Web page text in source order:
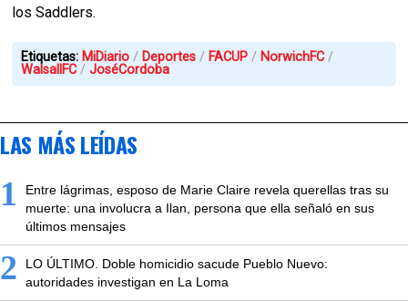
los Saddlers.
Etiquetas: MiDiario Deportes FACUP
NorwichFC
WalsallFC
JoséCordoba
LAS MÁS LEÍDAS
1
Entre lágrimas, esposo de Marie Claire revela querellas tras su
muerte: una involucra a Ilan, persona que ella señaló en sus
últimos mensajes
2
LO ÚLTIMO. Doble homicidio sacude Pueblo Nuevo:
autoridades investigan en La Loma